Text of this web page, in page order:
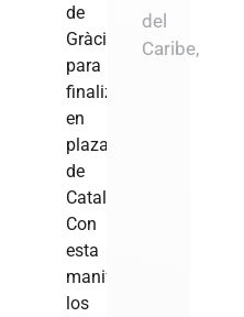
de
Gràcia
para
finalizar
en
plaza
de
Catalunya.
Con
esta
manifestación
los
del
Caribe,